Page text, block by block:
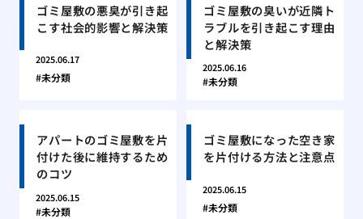
ゴミ屋敷の悪臭が引き起
こす社会的影響と解決策
2025.06.17
未分類
ゴミ屋敷の臭いが近隣ト
ラブルを引き起こす理由
と解決策
2025.06.16
未分類
アパートのゴミ屋敷を片
付けた後に維持するため
のコツ
2025.06.15
未分類
ゴミ屋敷になった空き家
を片付ける方法と注意点
2025.06.15
未分類